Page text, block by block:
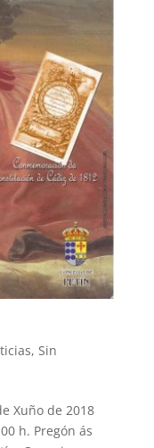
, Sin
Xuño de 2018
h. Pregón ás